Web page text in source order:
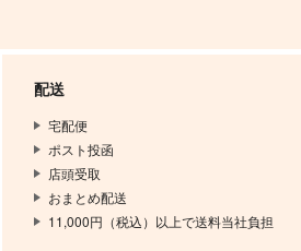
配送
宅配便
ポスト投函
店頭受取
おまとめ配送
11,000円（税込）以上で送料当社負担